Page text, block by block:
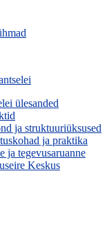
ülesanded
ja struktuuriüksused
ja praktika
ja tegevusaruanne
Keskus